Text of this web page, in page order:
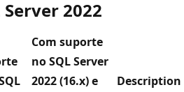
2022
Com suporte
no SQL Server
2022 (16.x) e
Description